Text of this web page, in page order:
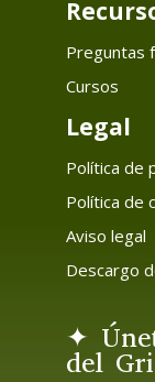
Preguntas
Cursos
Legal
Política de
Política de
Aviso legal
Descargo
✦
del